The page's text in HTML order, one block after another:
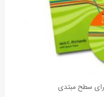
سطح مبتدی